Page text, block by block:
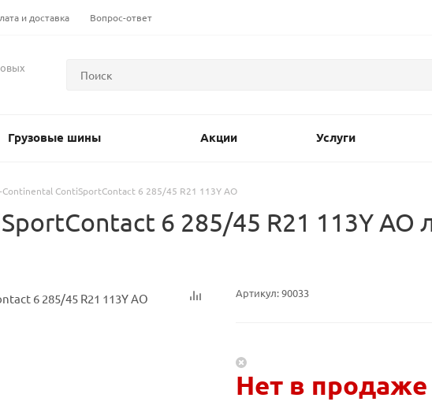
и доставка Вопрос-ответ
Грузовые шины Акции Услуги
-Continental ContiSportContact 6 285/45 R21 113Y AO
6 285/45 R21 113Y AO
Артикул:90033
Нет в продаже